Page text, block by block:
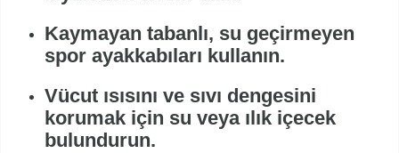
Kaymayan tabanlı, su geçirmeyen
spor ayakkabıları kullanın.
Vücut ısısını ve sıvı dengesini
korumak için su veya ılık içecek
bulundurun.